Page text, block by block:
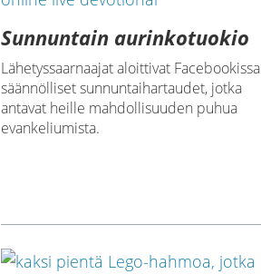
Sunnuntain aurinkotuokio
Lähetyssaarnaajat aloittivat Facebookissa
säännölliset sunnuntaihartaudet, jotka
antavat heille mahdollisuuden puhua
evankeliumista.